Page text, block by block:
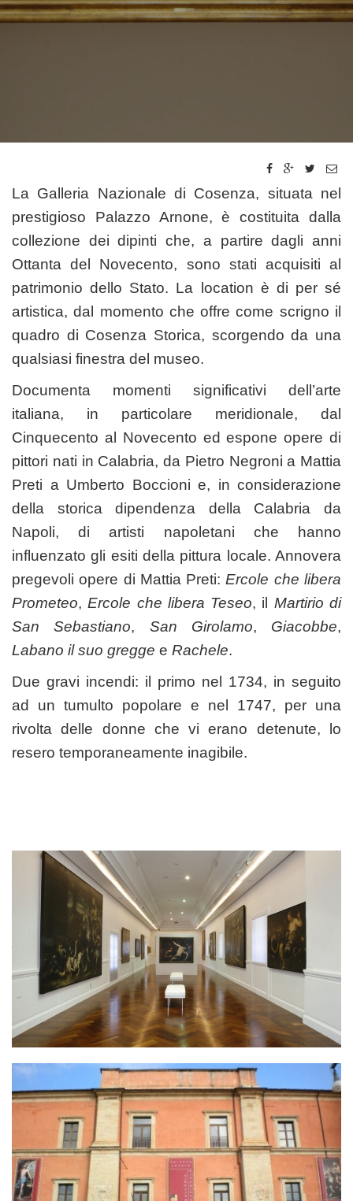
La Galleria Nazionale di Cosenza, situata nel
prestigioso Palazzo Arnone, è costituita dalla
collezione dei dipinti che, a partire dagli anni
Ottanta del Novecento, sono stati acquisiti al
patrimonio dello Stato. La location è di per sé
artistica, dal momento che offre come scrigno il
quadro di Cosenza Storica, scorgendo da una
qualsiasi finestra del museo.
Documenta momenti significativi dell’arte
italiana, in particolare meridionale, dal
Cinquecento al Novecento ed espone opere di
pittori nati in Calabria, da Pietro Negroni a Mattia
Preti a Umberto Boccioni e, in considerazione
della storica dipendenza della Calabria da
Napoli, di artisti napoletani che hanno
influenzato gli esiti della pittura locale. Annovera
pregevoli opere di Mattia Preti:Ercole che libera
Prometeo,Ercole che libera Teseo, il Martirio di
San Sebastiano, San Girolamo, Giacobbe,
Labano il suo gregge e Rachele.
Due gravi incendi: il primo nel 1734, in seguito
ad un tumulto popolare e nel 1747, per una
rivolta delle donne che vi erano detenute, lo
resero temporaneamente inagibile.